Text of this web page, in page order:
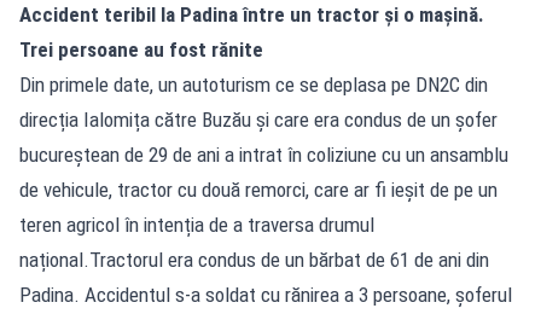
Accident teribil la Padina între un tractor și o mașină.
Trei persoane au fost rănite
Din primele date, un autoturism ce se deplasa pe DN2C din
direcția Ialomița către Buzău și care era condus de un șofer
bucureștean de 29 de ani a intrat în coliziune cu un ansamblu
de vehicule, tractor cu două remorci, care ar fi ieșit de pe un
teren agricol în intenția de a traversa drumul
național.Tractorul era condus de un bărbat de 61 de ani din
Padina. Accidentul s-a soldat cu rănirea a 3 persoane, șoferul